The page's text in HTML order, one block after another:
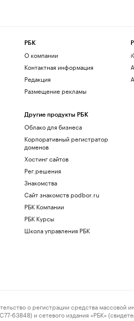
РБК
О компании
Контактная информация
Редакция
Размещение рекламы
Другие продукты РБК
Облако для бизнеса
Корпоративный регистратор
доменов
Хостинг сайтов
Рег.решения
Знакомства
Сайт знакомств podbor.ru
РБК Компании
РБК Курсы
Школа управления РБК
о регистрации средства массовой
и сетевого издания «РБК»